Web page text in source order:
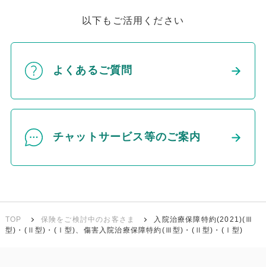
以下もご活用ください
よくあるご質問
チャットサービス等のご案内
TOP 保険をご検討中のお客さま
入院治療保障特約(2021)(Ⅲ
型)・(Ⅱ型)・(Ⅰ型)、傷害入院治療保障特約(Ⅲ型)・(Ⅱ型)・(Ⅰ型)